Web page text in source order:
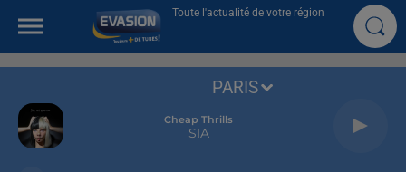
Toute l'actualité de votre région
Cheap Thrills
SIA
PARIS